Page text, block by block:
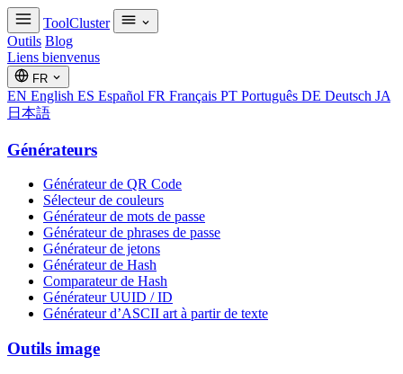
ToolCluster
Outils Blog
Liens bienvenus
FR
EN English ES Español FR Français PT Português DE Deutsch JA
日本語
Générateurs
Générateur de QR Code
Sélecteur de couleurs
Générateur de mots de passe
Générateur de phrases de passe
Générateur de jetons
Générateur de Hash
Comparateur de Hash
Générateur UUID / ID
Générateur d’ASCII art à partir de texte
Outils image